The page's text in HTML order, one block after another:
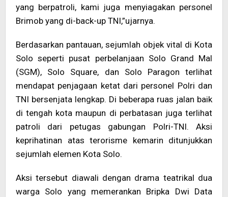
yang berpatroli, kami juga menyiagakan personel
Brimob yang di-back-up TNI,”ujarnya.
Berdasarkan pantauan, sejumlah objek vital di Kota
Solo seperti pusat perbelanjaan Solo Grand Mal
(SGM), Solo Square, dan Solo Paragon terlihat
mendapat penjagaan ketat dari personel Polri dan
TNI bersenjata lengkap. Di beberapa ruas jalan baik
di tengah kota maupun di perbatasan juga terlihat
patroli dari petugas gabungan Polri-TNI. Aksi
keprihatinan atas terorisme kemarin ditunjukkan
sejumlah elemen Kota Solo.
Aksi tersebut diawali dengan drama teatrikal dua
warga Solo yang memerankan Bripka Dwi Data